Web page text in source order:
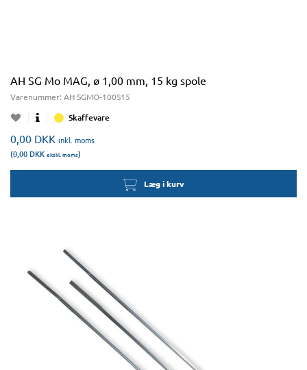
AH SG Mo MAG, ø 1,00 mm, 15 kg spole
Varenummer: AH SGMO-100S15
Skaffevare
0,00 DKK inkl. moms
(0,00 DKK ekskl. moms)
Læg i kurv